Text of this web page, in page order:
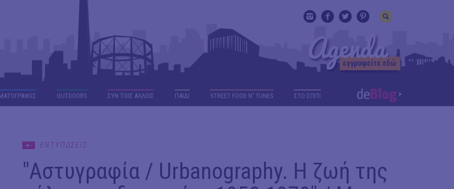
OUTDΟORS ΣΥΝ ΤΟΙΣ ΑΛΛΟΙΣ ΠΑΙΔΙ STREET FOOD N' TUNES ΣΤΟ ΣΠΙΤΙ
ΕΝΤΥΠΩΣΕΙΣ
"Αστυγραφία / Urbanography. Η ζωή της